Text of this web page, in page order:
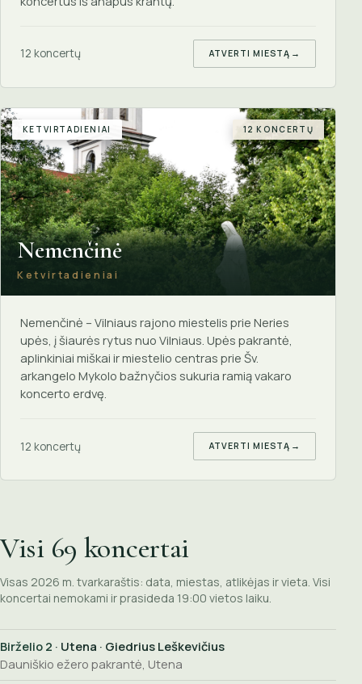
12 koncertų ATVERTI MIESTĄ →
KETVIRTADIENIAI 12 KONCERTŲ
Nemenčinė
Ketvirtadieniai
Nemenčinė – Vilniaus rajono miestelis prie Neries
upės, į šiaurės rytus nuo Vilniaus. Upės pakrantė,
aplinkiniai miškai ir miestelio centras prie Šv.
arkangelo Mykolo bažnyčios sukuria ramią vakaro
koncerto erdvę.
12 koncertų ATVERTI MIESTĄ →
Visi 69 koncertai
Visas 2026 m. tvarkaraštis: data, miestas, atlikėjas ir vieta. Visi
koncertai nemokami ir prasideda 19:00 vietos laiku.
Birželio 2 · Utena · Giedrius Leškevičius
Dauniškio ežero pakrantė, Utena